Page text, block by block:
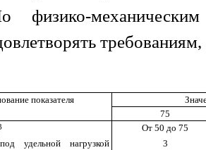
физико-
показателя
75
От 50 до 75
удельной нагрузкой
3